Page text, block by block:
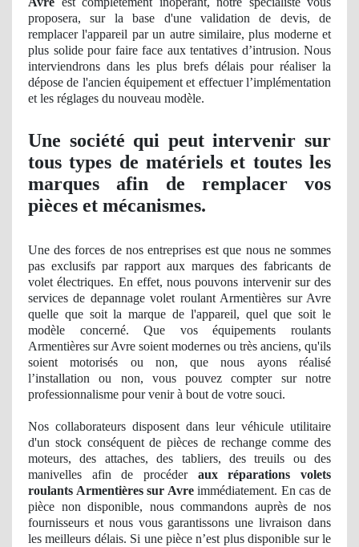
proposera, sur la base d'une validation de devis, de
remplacer l'appareil par un autre similaire, plus moderne et
plus solide pour faire face aux tentatives d’intrusion. Nous
interviendrons dans les plus brefs délais pour réaliser la
dépose de l'ancien équipement et effectuer l’implémentation
et les réglages du nouveau modèle.
Une société qui peut intervenir sur
tous types de matériels et toutes les
marques afin de remplacer vos
pièces et mécanismes.
Une des forces de nos entreprises est que nous ne sommes
pas exclusifs par rapport aux marques des fabricants de
volet électriques. En effet, nous pouvons intervenir sur des
services de depannage volet roulant Armentières sur Avre
quelle que soit la marque de l'appareil, quel que soit le
modèle concerné. Que vos équipements roulants
Armentières sur Avre soient modernes ou très anciens, qu'ils
soient motorisés ou non, que nous ayons réalisé
l’installation ou non, vous pouvez compter sur notre
professionnalisme pour venir à bout de votre souci.
Nos collaborateurs disposent dans leur véhicule utilitaire
d'un stock conséquentde pièces de rechange comme des
moteurs, des attaches, des tabliers, des treuils ou des
manivelles afin de procéder aux réparations volets
roulants Armentières sur Avreimmédiatement. En cas de
pièce non disponible, nous commandons auprès de nos
fournisseurs et nous vous garantissons une livraison dans
les meilleurs délais. Si une pièce n’est plus disponible sur le